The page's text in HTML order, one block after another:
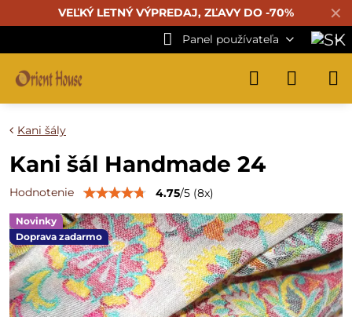
✕
VEĽKÝ LETNÝ VÝPREDAJ, ZĽAVY DO -70%
Panel používateľa
Novinky
Doprava zadarmo
Kani šály
Kani šál Handmade 24
Hodnotenie 4.75/5 (8x)